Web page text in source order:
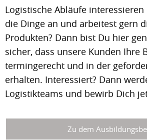
Logistische Abläufe interessieren
die Dinge an und arbeitest gern
Produkten? Dann bist Du hier
sicher, dass unsere Kunden Ihre
termingerecht und in der
erhalten. Interessiert? Dann
Logistikteams und bewirb Dich
Zu dem